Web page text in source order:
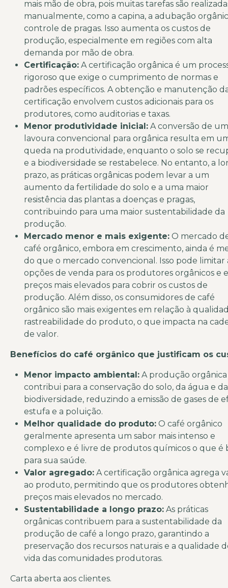
mais mão de obra, pois muitas tarefas são
manualmente, como a capina, a adubação
controle de pragas. Isso aumenta os custos de
produção, especialmente em regiões com alta
demanda por mão de obra.
Certificação: A certificação orgânica é um
rigoroso que exige o cumprimento de normas e
padrões específicos. A obtenção e manutenção
certificação envolvem custos adicionais para os
produtores, como auditorias e taxas.
Menor produtividade inicial: A conversão de
lavoura convencional para orgânica resulta em
queda na produtividade, enquanto o solo se
e a biodiversidade se restabelece. No entanto, a
prazo, as práticas orgânicas podem levar a um
aumento da fertilidade do solo e a uma maior
resistência das plantas a doenças e pragas,
contribuindo para uma maior sustentabilidade da
produção.
Mercado menor e mais exigente: O mercado
café orgânico, embora em crescimento, ainda é
do que o mercado convencional. Isso pode limitar
opções de venda para os produtores orgânicos e
preços mais elevados para cobrir os custos de
produção. Além disso, os consumidores de café
orgânico são mais exigentes em relação à
rastreabilidade do produto, o que impacta na
de valor.
Benefícios do café orgânico que justificam os
Menor impacto ambiental: A produção orgânica
contribui para a conservação do solo, da água e da
biodiversidade, reduzindo a emissão de gases de
estufa e a poluição.
Melhor qualidade do produto: O café orgânico
geralmente apresenta um sabor mais intenso e
complexo e é livre de produtos químicos o que é
para sua saúde.
Valor agregado: A certificação orgânica agrega
ao produto, permitindo que os produtores
preços mais elevados no mercado.
Sustentabilidade a longo prazo: As práticas
orgânicas contribuem para a sustentabilidade da
produção de café a longo prazo, garantindo a
preservação dos recursos naturais e a qualidade
vida das comunidades produtoras.
Carta aberta aos clientes.